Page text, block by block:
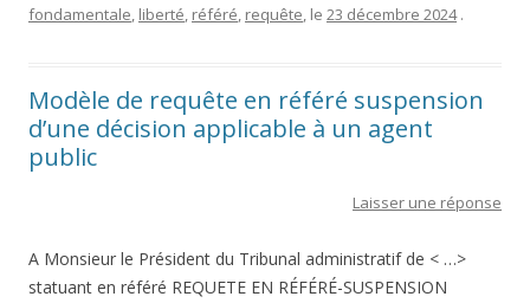
fondamentale, liberté, référé, requête, le 23 décembre 2024 .
Modèle de requête en référé suspension
d’une décision applicable à un agent
public
Laisser une réponse
A Monsieur le Président du Tribunal administratif de < …>
statuant en référé REQUETE EN RÉFÉRÉ-SUSPENSION